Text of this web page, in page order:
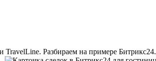
Разбираем на примере Битрикс24.